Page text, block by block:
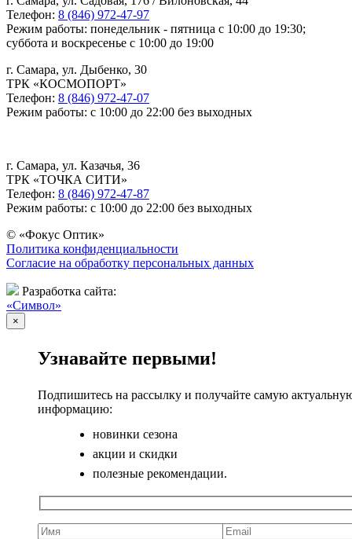
Телефон: 8 (846) 972-47-97
Режим работы: понедельник - пятница с 10:00 до 19:30;
суббота и воскресенье с 10:00 до 19:00
г. Самара, ул. Дыбенко, 30
ТРК «КОСМОПОРТ»
Телефон: 8 (846) 972-47-07
Режим работы: с 10:00 до 22:00 без выходных
г. Самара, ул. Казачья, 36
ТРК «ТОЧКА СИТИ»
Телефон: 8 (846) 972-47-87
Режим работы: с 10:00 до 22:00 без выходных
© «Фокус Оптик»
Политика конфиденциальности
Согласие на обработку персональных данных
Разработка сайта:
«Символ»
×
Узнавайте первыми!
Подпишитесь на рассылку и получайте самую
информацию:
новинки сезона
акции и скидки
полезные рекомендации.